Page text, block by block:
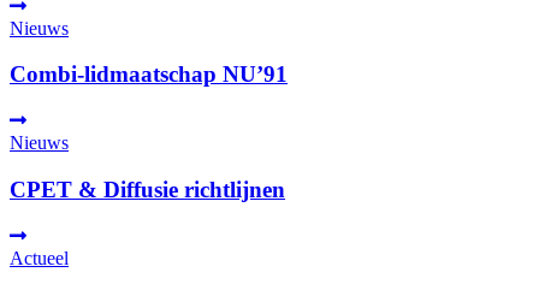
Nieuws
Combi-lidmaatschap NU’91
Nieuws
CPET & Diffusie richtlijnen
Actueel